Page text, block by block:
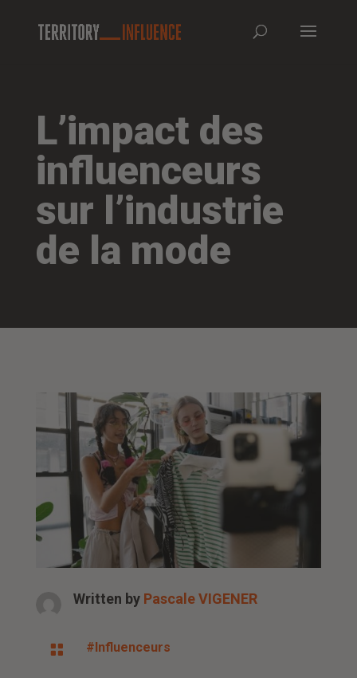
L’impact des
influenceurs
sur l’industrie
de la mode
Written by Pascale VIGENER
 #Influenceurs